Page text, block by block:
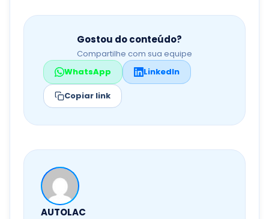
Gostou do conteúdo?
Compartilhe com sua equipe
WhatsApp
LinkedIn
Copiar link
AUTOLAC